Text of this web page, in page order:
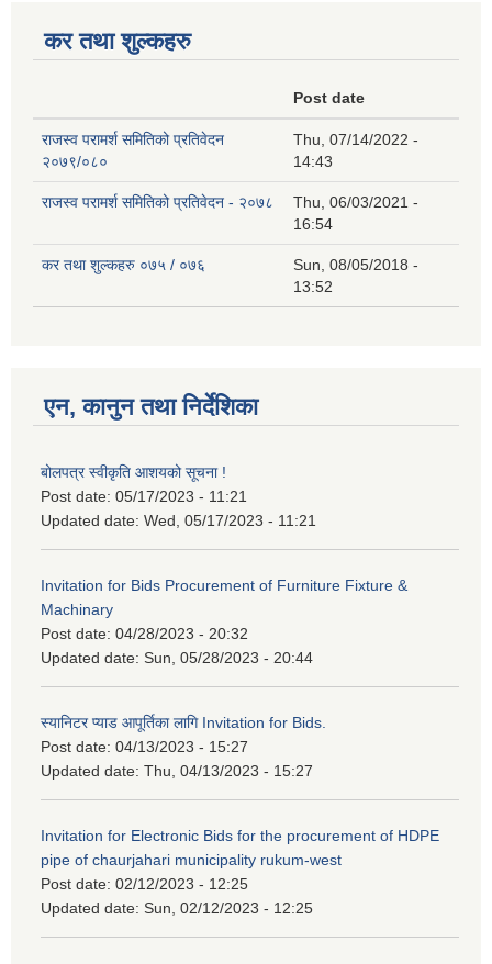
कर तथा शुल्कहरु
Post date
राजस्व परामर्श समितिको प्रतिवेदन
२०७९/०८०
Thu, 07/14/2022 -
14:43
राजस्व परामर्श समितिको प्रतिवेदन - २०७८
Thu, 06/03/2021 -
16:54
कर तथा शुल्कहरु ०७५ / ०७६
Sun, 08/05/2018 -
13:52
एन, कानुन तथा निर्देशिका
बोलपत्र स्वीकृति आशयको सूचना !
Post date: 05/17/2023 - 11:21
Updated date: Wed, 05/17/2023 - 11:21
Invitation for Bids Procurement of Furniture Fixture &
Machinary
Post date: 04/28/2023 - 20:32
Updated date: Sun, 05/28/2023 - 20:44
स्यानिटर प्याड आपूर्तिका लागि Invitation for Bids.
Post date: 04/13/2023 - 15:27
Updated date: Thu, 04/13/2023 - 15:27
Invitation for Electronic Bids for the procurement of HDPE
pipe of chaurjahari municipality rukum-west
Post date: 02/12/2023 - 12:25
Updated date: Sun, 02/12/2023 - 12:25